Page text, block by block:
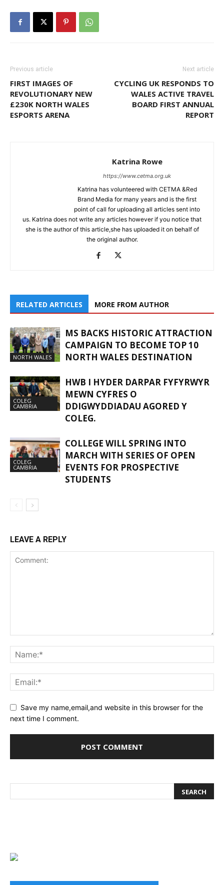
Previous article
FIRST IMAGES OF
REVOLUTIONARY NEW
£230K NORTH WALES
ESPORTS ARENA
Next article
CYCLING UK RESPONDS TO
WALES ACTIVE TRAVEL
BOARD FIRST ANNUAL
REPORT
Katrina Rowe
https://www.cetma.org.uk
Katrina has volunteered with CETMA &Red
Brand Media for many years and is the first
point of call for uploading all articles sent into
us. Katrina does not write any articles however if you notice that
she is the author of this article,she has uploaded it on behalf of
the original author.
RELATED ARTICLES MORE FROM AUTHOR
NORTH WALES
MS BACKS HISTORIC ATTRACTION
CAMPAIGN TO BECOME TOP 10
NORTH WALES DESTINATION
COLEG
CAMBRIA
HWB I HYDER DARPAR FYFYRWYR
MEWN CYFRES O
DDIGWYDDIADAU AGORED Y
COLEG.
COLEG
CAMBRIA
COLLEGE WILL SPRING INTO
MARCH WITH SERIES OF OPEN
EVENTS FOR PROSPECTIVE
STUDENTS
LEAVE A REPLY
Save my name,email,and website in this browser for the
next time I comment.